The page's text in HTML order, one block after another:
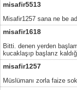
misafir5513
Misafir1257 sana ne be
misafir1618
Bitti. denen yerden
kucaklaşıp başlarız
misafir1257
Müslümanı zorla faize